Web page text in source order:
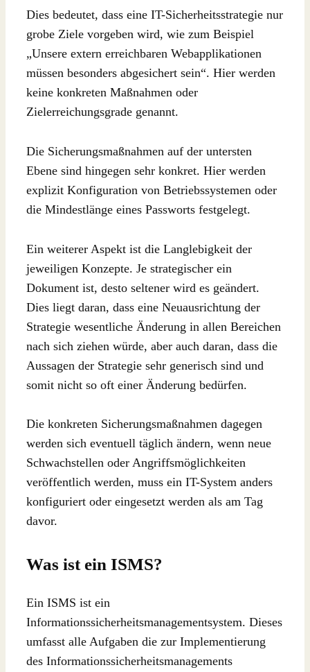
Dies bedeutet, dass eine IT-Sicherheitsstrategie nur
grobe Ziele vorgeben wird, wie zum Beispiel
„Unsere extern erreichbaren Webapplikationen
müssen besonders abgesichert sein“. Hier werden
keine konkreten Maßnahmen oder
Zielerreichungsgrade genannt.
Die Sicherungsmaßnahmen auf der untersten
Ebene sind hingegen sehr konkret. Hier werden
explizit Konfiguration von Betriebssystemen oder
die Mindestlänge eines Passworts festgelegt.
Ein weiterer Aspekt ist die Langlebigkeit der
jeweiligen Konzepte. Je strategischer ein
Dokument ist, desto seltener wird es geändert.
Dies liegt daran, dass eine Neuausrichtung der
Strategie wesentliche Änderung in allen Bereichen
nach sich ziehen würde, aber auch daran, dass die
Aussagen der Strategie sehr generisch sind und
somit nicht so oft einer Änderung bedürfen.
Die konkreten Sicherungsmaßnahmen dagegen
werden sich eventuell täglich ändern, wenn neue
Schwachstellen oder Angriffsmöglichkeiten
veröffentlich werden, muss ein IT-System anders
konfiguriert oder eingesetzt werden als am Tag
davor.
Was ist ein ISMS?
Ein ISMS ist ein
Informationssicherheitsmanagementsystem. Dieses
umfasst alle Aufgaben die zur Implementierung
des Informationssicherheitsmanagements